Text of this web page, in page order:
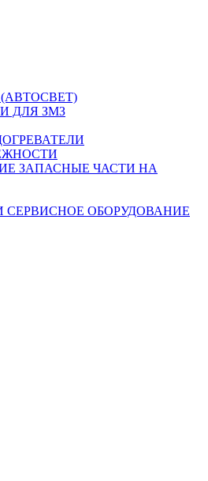
ДЛЯ ЗМЗ
ЗАПАСНЫЕ ЧАСТИ НА
ОБОРУДОВАНИЕ